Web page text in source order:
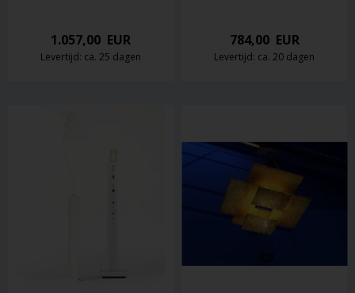
1.057,00 EUR
Levertijd: ca. 25 dagen
784,00EUR
Levertijd: ca. 20 dagen